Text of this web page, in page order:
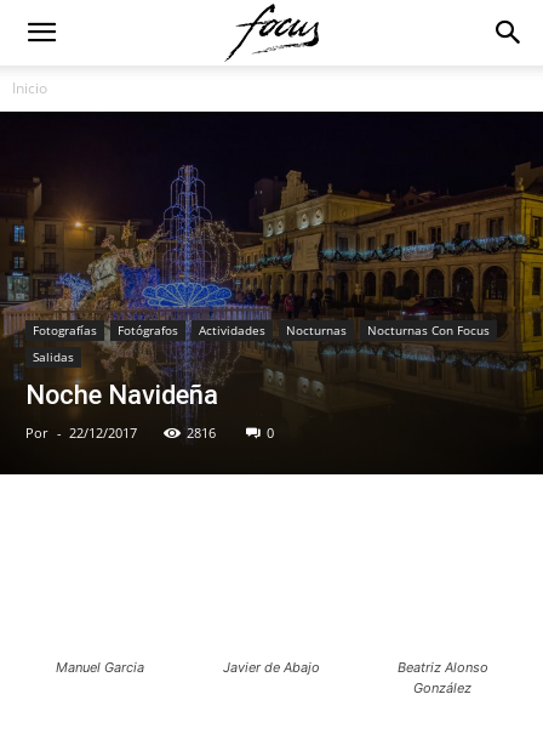
Inicio
Fotografías Fotógrafos Actividades Nocturnas
Nocturnas Con Focus
Salidas
Noche Navideña
Por - 22/12/2017 2816 0
Manuel Garcia Javier de Abajo
Beatriz Alonso
González